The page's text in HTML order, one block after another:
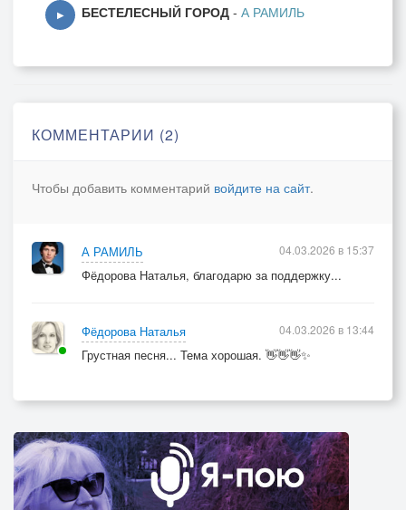
Ни в одной беде.
Ты прости меня.
Где я шёл не той тропой,
Где не слышал зов,
Прогонял любовь.
Посидим вдвоём.
В этом мире злом.
Расскажу, как тосковал
По небесной мгле,
▶ БЕСТЕЛЕСНЫЙ ГОРОД - А РАМИЛЬ
КОММЕНТАРИИ (2)
Чтобы добавить комментарий войдите на сайт.
А РАМИЛЬ
Фёдорова Наталья, благодарю за поддержку...
04.03.2026 в 15:37
Фёдорова Наталья
Грустная песня... Тема хорошая. 👋👋👋✨
04.03.2026 в 13:44